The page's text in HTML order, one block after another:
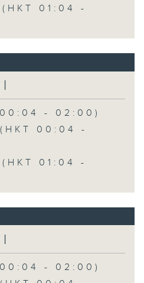
01:04 -
- 02:00)
(HKT 00:04 -
01:04 -
- 02:00)